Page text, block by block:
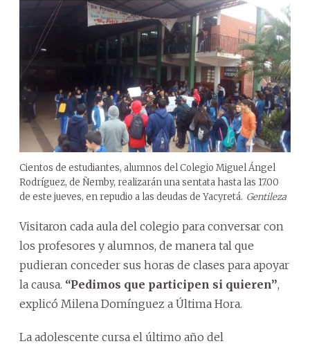
Cientos de estudiantes, alumnos del Colegio Miguel Ángel
Rodríguez, de Ñemby, realizarán una sentata hasta las 17.00
de este jueves, en repudio a las deudas de Yacyretá. Gentileza
Visitaron cada aula del colegio para conversar con
los profesores y alumnos, de manera tal que
pudieran conceder sus horas de clases para apoyar
la causa. “Pedimos que participen si quieren”,
explicó Milena Domínguez a Última Hora.
La adolescente cursa el último año del